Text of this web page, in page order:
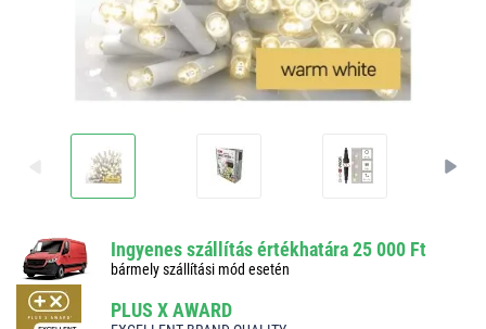
Ingyenes szállítás értékhatára 25 000 Ft
bármely szállítási mód esetén
PLUS X AWARD